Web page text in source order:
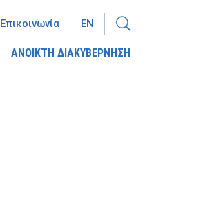
ΑΝΟΙΚΤΗ ΔΙΑΚΥΒΕΡΝΗΣΗ
Επικοινωνία EN